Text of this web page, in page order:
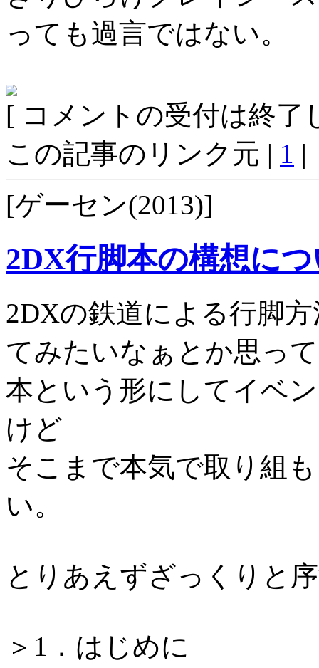
っても過言ではない。
[ コメントの受付は終了
この記事のリンク元 | 1 |
[ゲーセン(2013)]
2DX行脚本の構想に
2DXの鉄道による行脚
てみたいなぁとか思っ
本という形にしてイベ
けど
そこまで本気で取り組
い。
とりあえずざっくりと
＞1．はじめに